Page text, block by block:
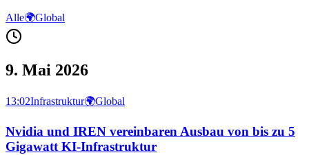
Alle🌍Global
9. Mai 2026
13:02Infrastruktur🌍Global
Nvidia und IREN vereinbaren Ausbau von bis zu 5
Gigawatt KI-Infrastruktur